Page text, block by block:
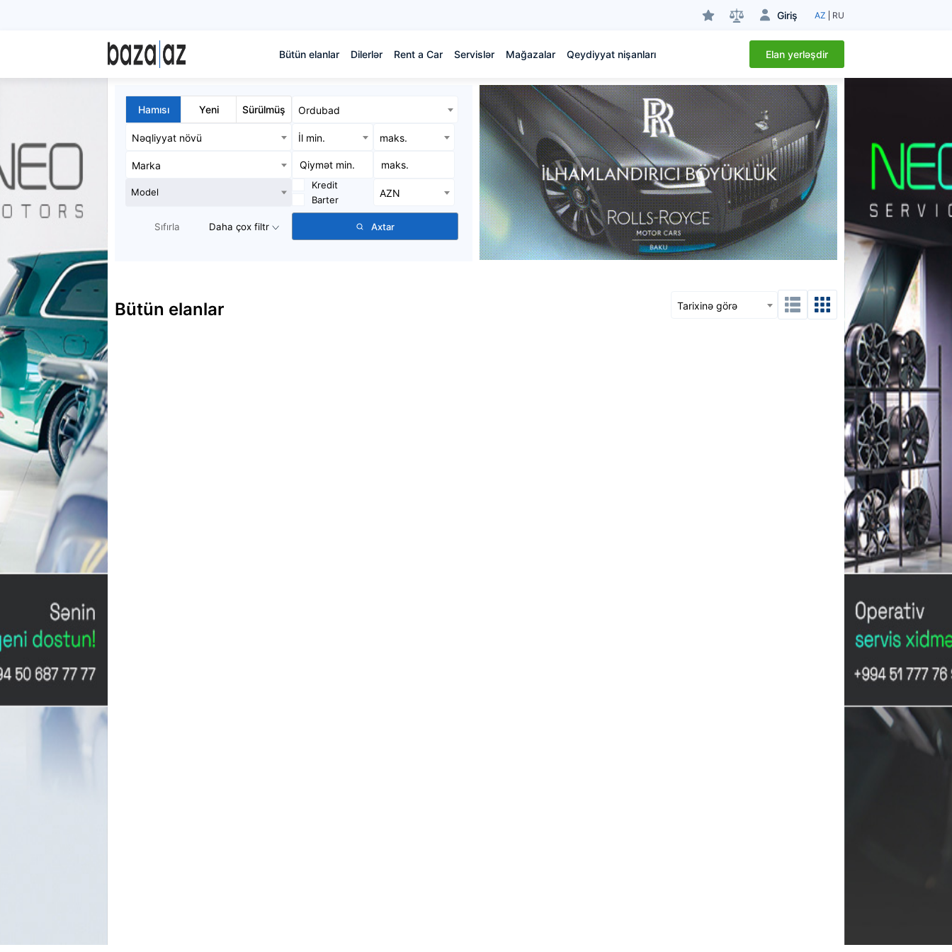
Giriş AZ RU
Bütün elanlar Dilerlər Rent a Car Servislər Mağazalar Qeydiyyat nişanları Elan yerləşdir
Hamısı Yeni Sürülmüş Ordubad
Nəqliyyat növü İl min. maks.
Marka
Model
Kredit
Barter
AZN
Sıfırla Daha çox filtr Axtar
Bütün elanlar Tarixinə görə